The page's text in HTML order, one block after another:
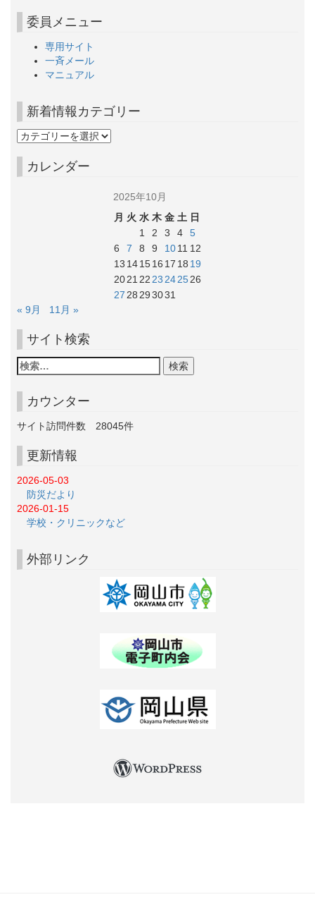
委員メニュー
専用サイト
一斉メール
マニュアル
新着情報カテゴリー
カレンダー
2025年10月
月 火 水 木 金 土 日
1
2 3 4
5
6
7 8 9 1011 12
13 141516 17 18 19
2021 22 23 242526
27 28 293031
« 9月
11月 »
サイト検索
カウンター
サイト訪問件数 28045件
更新情報
2026-05-03
防災だより
2026-01-15
学校・クリニックなど
外部リンク